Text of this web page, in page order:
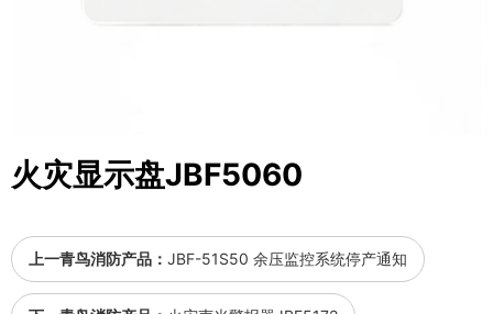
火灾显示盘JBF5060
上一青鸟消防产品： JBF-51S50 余压监控系统停产通知